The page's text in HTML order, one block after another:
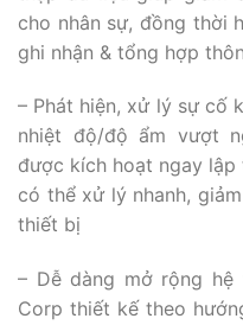
cho nhân sự, đồng thời
ghi nhận & tổng hợp
– Phát hiện, xử lý sự cố
nhiệt độ/độ ẩm vượt
được kích hoạt ngay
có thể xử lý nhanh,
thiết bị
– Dễ dàng mở rộng hệ
Corp thiết kế theo